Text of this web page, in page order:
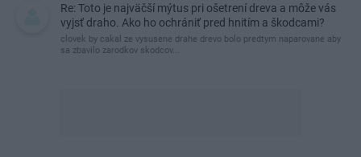
Re: Toto je najväčší mýtus pri ošetrení dreva a môže vás
vyjsť draho. Ako ho ochrániť pred hnitím a škodcami?
clovek by cakal ze vysusene drahe drevo bolo predtym naparovane aby
sa zbavilo zarodkov skodcov...